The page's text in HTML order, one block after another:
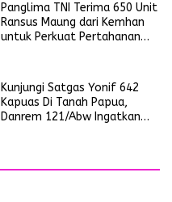
Panglima TNI Terima 650 Unit
Ransus Maung dari Kemhan
untuk Perkuat Pertahanan
Kunjungi Satgas Yonif 642
Kapuas Di Tanah Papua,
Danrem 121/Abw Ingatkan